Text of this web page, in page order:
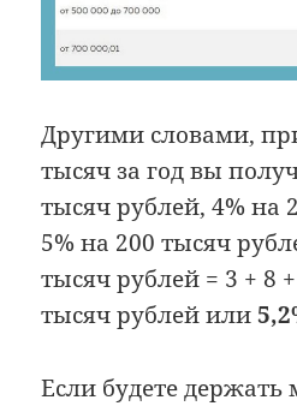
Другими словами,
тысяч за год вы
тысяч рублей, 4% на
5% на 200 тысяч
тысяч рублей = 3 + 8
тысяч рублей или
Если будете держать